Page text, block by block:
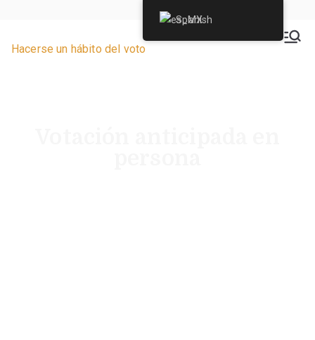
VoteByMailNJ.org
Hacerse un hábito del voto
Spanish